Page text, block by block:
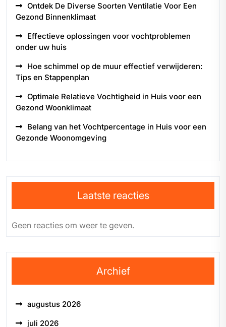
Ontdek De Diverse Soorten Ventilatie Voor Een
Gezond Binnenklimaat
Effectieve oplossingen voor vochtproblemen
onder uw huis
Hoe schimmel op de muur effectief verwijderen:
Tips en Stappenplan
Optimale Relatieve Vochtigheid in Huis voor een
Gezond Woonklimaat
Belang van het Vochtpercentage in Huis voor een
Gezonde Woonomgeving
Laatste reacties
Geen reacties om weer te geven.
Archief
augustus 2026
juli 2026